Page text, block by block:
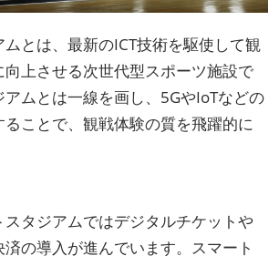
とは、最新のICT技術を駆使して観
上させる次世代型スポーツ施設で
ムとは一線を画し、5GやIoTなどの
ことで、観戦体験の質を飛躍的に
スタジアムではデジタルチケットや
の導入が進んでいます。スマート